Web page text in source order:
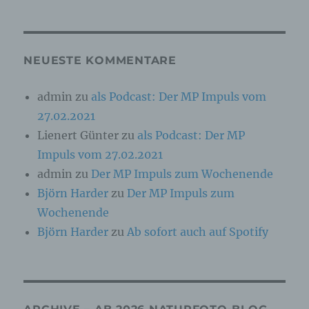
NEUESTE KOMMENTARE
admin zu als Podcast: Der MP Impuls vom
27.02.2021
Lienert Günter zu als Podcast: Der MP
Impuls vom 27.02.2021
admin zu Der MP Impuls zum Wochenende
Björn Harder zu Der MP Impuls zum
Wochenende
Björn Harder zuAb sofort auch auf Spotify
physischen, physiologischen, genetischen,
sozialen Identität dieser natürlichen Person
b) betroffene Person
Betroffene Person ist jede identifizierte oder
identifizierbare natürliche Person, deren
personenbezogene Daten von dem für die
Verarbeitung Verantwortlichen verarbeitet
werden.
c) Verarbeitung
automatisierter Verfahren ausgeführte Vorgang